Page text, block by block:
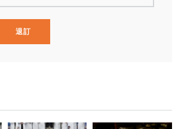
退訂